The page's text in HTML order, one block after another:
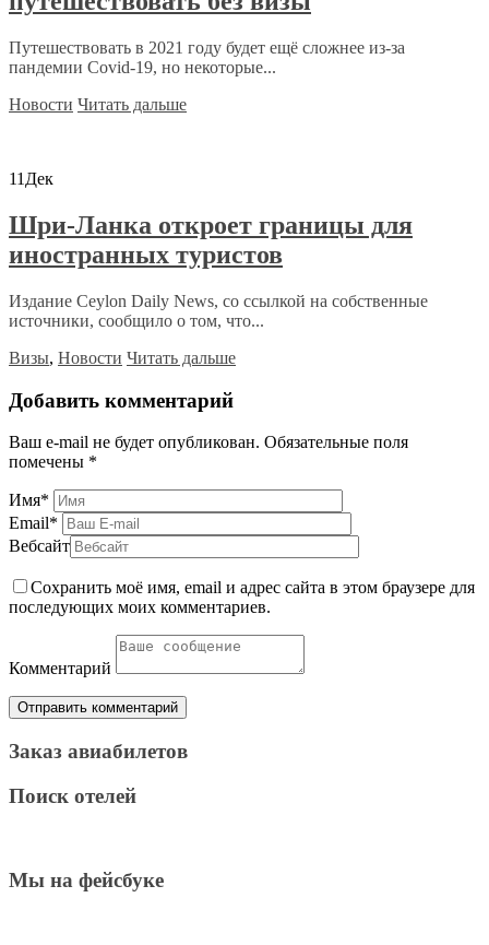
Путешествовать в 2021 году будет ещё сложнее из-за
пандемии Covid-19, но некоторые...
Новости Читать дальше
11 Дек
Шри-Ланка откроет границы для
иностранных туристов
Издание Ceylon Daily News, со ссылкой на собственные
источники, сообщило о том, что...
Визы, Новости Читать дальше
Добавить комментарий
Ваш e-mail не будет опубликован. Обязательные поля
помечены *
Имя*
Email*
Вебсайт
Сохранить моё имя, email и адрес сайта в этом браузере для
последующих моих комментариев.
Комментарий
Заказ авиабилетов
Поиск отелей
Мы на фейсбуке